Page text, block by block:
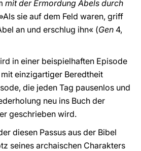
mit der Ermordung Abels durch
sie auf dem Feld waren, griff
an und erschlug ihn« (Gen 4,
in einer beispielhaften Episode
einzigartiger Beredtheit
die jeden Tag pausenlos und
neu ins Buch der
geschrieben wird.
diesen Passus aus der Bibel
seines archaischen Charakters